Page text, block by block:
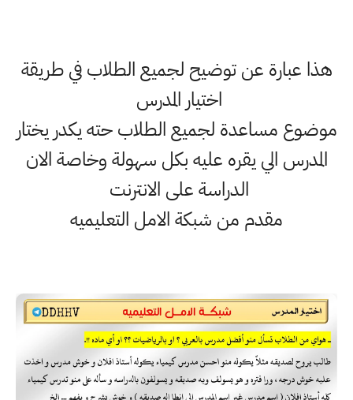
هذا عبارة عن توضيح لجميع الطلاب في طريقة
اختيار المدرس
موضوع مساعدة لجميع الطلاب حته يكدر يختار
المدرس الي يقره عليه بكل سهولة وخاصة الان
الدراسة على الانترنت
مقدم من شبكة الامل التعليميه